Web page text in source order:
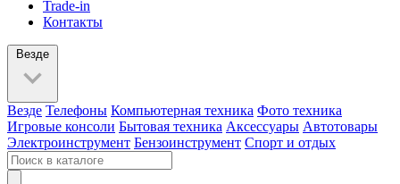
Trade-in
Контакты
Везде
Везде Телефоны Компьютерная техника Фото техника
Игровые консоли Бытовая техника Аксессуары Автотовары
Электроинструмент Бензоинструмент Спорт и отдых